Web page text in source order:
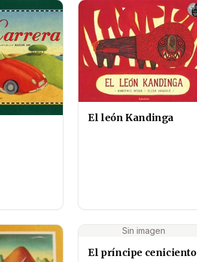
El león Kandinga
Sin imagen
El príncipe ceniciento